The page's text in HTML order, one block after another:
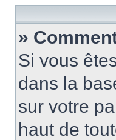
»
Si vous
dans la
sur votre
haut de